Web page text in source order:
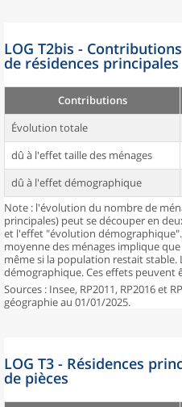
LOG T2bis -
de résidences principales
Contributions
Évolution totale
dû à l'effet taille des ménages
dû à l'effet démographique
Note : l'évolution du nombre de
principales) peut se découper en
et l'effet "évolution démographique".
moyenne des ménages implique
même si la population restait
démographique. Ces effets peuvent
Sources : Insee, RP2011, RP2016 et
géographie au 01/01/2025.
LOG T3 - Résidences
de pièces